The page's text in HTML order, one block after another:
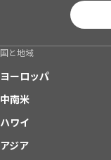
国と地域
ヨーロッパ
中南米
ハワイ
アジア